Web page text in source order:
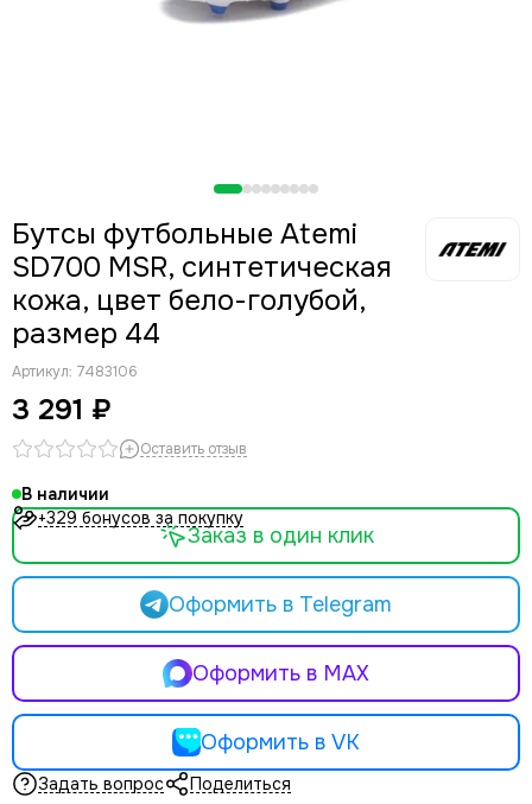
Бутсы футбольные Atemi
SD700 MSR, синтетическая
кожа, цвет бело-голубой,
размер 44
Артикул: 7483106
3 291 ₽
Оставить отзыв
В наличии
+329 бонусов за покупку
Оформить в Telegram
Оформить в MAX
Оформить в VK
Заказ в один клик
Задать вопрос Поделиться